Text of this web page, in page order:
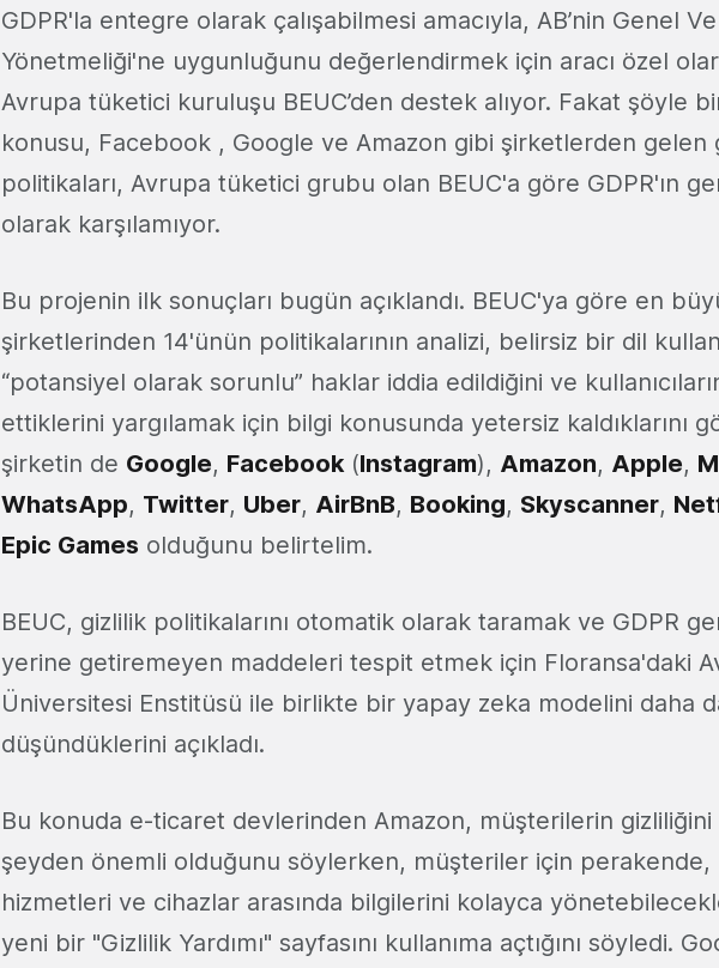
GDPR'la entegre olarak çalışabilmesi amacıyla, AB’nin Genel
Yönetmeliği'ne uygunluğunu değerlendirmek için aracı özel
Avrupa tüketici kuruluşu BEUC’den destek alıyor. Fakat şöyle
konusu, Facebook , Google ve Amazon gibi şirketlerden gelen
politikaları, Avrupa tüketici grubu olan BEUC'a göre GDPR'ın
olarak karşılamıyor.
Bu projenin ilk sonuçları bugün açıklandı. BEUC'ya göre en
şirketlerinden 14'ünün politikalarının analizi, belirsiz bir dil
“potansiyel olarak sorunlu” haklar iddia edildiğini ve
ettiklerini yargılamak için bilgi konusunda yetersiz kaldıklarını
şirketin de Google, Facebook(Instagram), Amazon, Apple,
WhatsApp, Twitter, Uber, AirBnB, Booking, Skyscanner,
Epic Games olduğunu belirtelim.
BEUC, gizlilik politikalarını otomatik olarak taramak ve GDPR
yerine getiremeyen maddeleri tespit etmek için Floransa'daki
Üniversitesi Enstitüsü ile birlikte bir yapay zeka modelini daha
düşündüklerini açıkladı.
Bu konuda e-ticaret devlerinden Amazon, müşterilerin gizliliğini
şeyden önemli olduğunu söylerken, müşteriler için perakende,
hizmetleri ve cihazlar arasında bilgilerini kolayca
yeni bir "Gizlilik Yardımı" sayfasını kullanıma açtığını söyledi.